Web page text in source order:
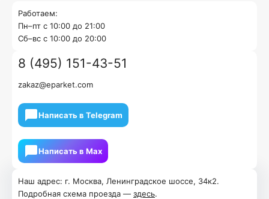
Наш адрес: г. Москва, Ленинградское шоссе, 34к2.
Подробная схема проезда — здесь.
Работаем:
Пн–пт с 10:00 до 21:00
Cб–вс с 10:00 до 20:00
8 (495) 151-43-51
zakaz@eparket.com
Написать в Telegram
Написать в Мах